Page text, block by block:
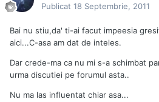
Publicat 18 Septembrie, 2011
Bai nu stiu,da' ti-ai facut impeesia
aici...C-asa am dat de inteles.
Dar crede-ma ca nu mi s-a schimbat
urma discutiei pe forumul asta..
Nu ma las influentat chiar asa...